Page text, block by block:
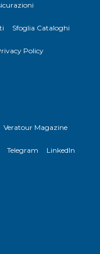
Sfoglia Cataloghi
Policy
Veratour Magazine
Telegram LinkedIn